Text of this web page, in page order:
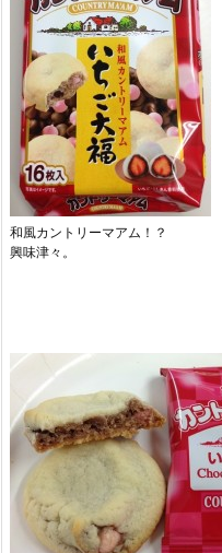
和風カントリーマアム！？
興味津々。